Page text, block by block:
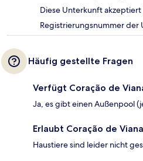
Diese Unterkunft
Registrierungsnummer der
Häufig gestellte Fragen
Verfügt Coração de
Ja, es gibt einen Außenpool
Erlaubt Coração de
Haustiere sind leider nicht